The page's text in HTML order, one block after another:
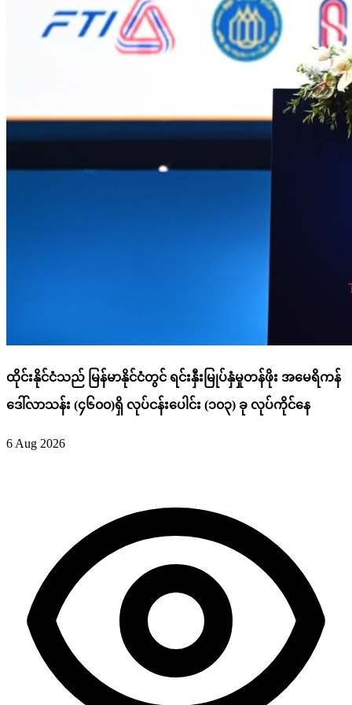
ထိုင်းနိုင်ငံသည် မြန်မာနိုင်ငံတွင် ရင်းနှီးမြုပ်နှံမှုတန်ဖိုး အမေရိကန်
ဒေါ်လာသန်း (၄၆၀၀)ရှိ လုပ်ငန်းပေါင်း (၁၀၃) ခု လုပ်ကိုင်နေ
6 Aug 2026